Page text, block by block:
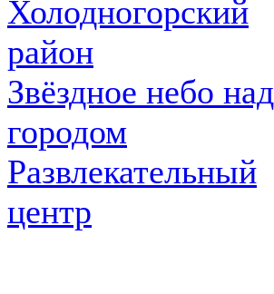
Холодногорский
район
Звёздное небо над
городом
Развлекательный
центр